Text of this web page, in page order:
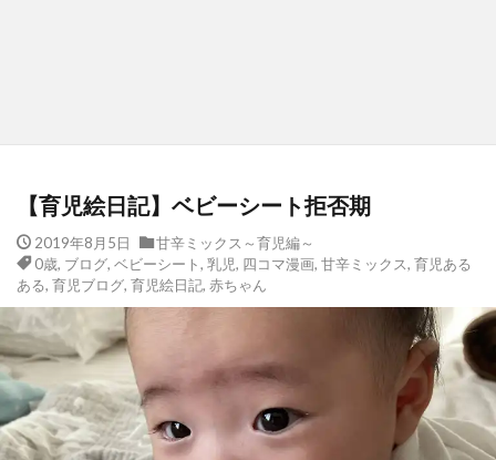
【育児絵日記】ベビーシート拒否期
2019年8月5日
甘辛ミックス～育児編～
0歳, ブログ, ベビーシート, 乳児, 四コマ漫画, 甘辛ミックス, 育児ある
ある, 育児ブログ, 育児絵日記, 赤ちゃん